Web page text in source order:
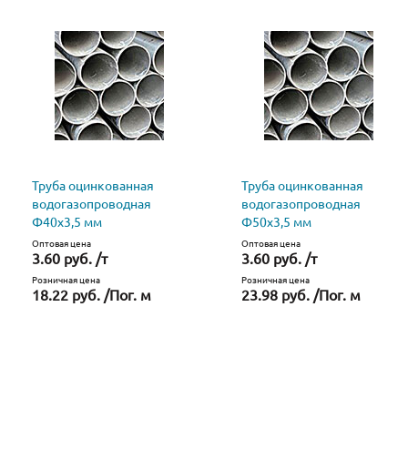
Труба оцинкованная
водогазопроводная
Ф40х3,5 мм
Оптовая цена
3.60 руб. /т
Розничная цена
18.22 руб. /Пог. м
Труба оцинкованная
водогазопроводная
Ф50х3,5 мм
Оптовая цена
3.60 руб. /т
Розничная цена
23.98 руб. /Пог. м